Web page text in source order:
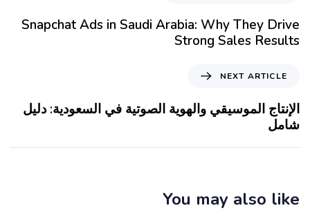
Snapchat Ads in Saudi Arabia: Why They Drive
Strong Sales Results
NEXT ARTICLE
الإنتاج الموسيقي والهوية الصوتية في السعودية: دليل
شامل
You may also like